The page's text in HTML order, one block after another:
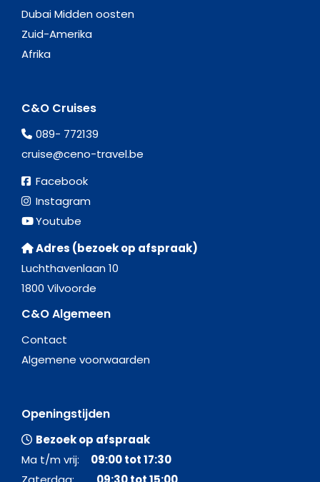
Dubai Midden oosten
Zuid-Amerika
Afrika
C&O Cruises
089- 772139
cruise@ceno-travel.be
Facebook
Instagram
Youtube
Adres (bezoek op afspraak)
Luchthavenlaan 10
1800 Vilvoorde
C&O Algemeen
Contact
Algemene voorwaarden
Openingstijden
Bezoek op afspraak
Ma t/m vrij: 09:00 tot 17:30